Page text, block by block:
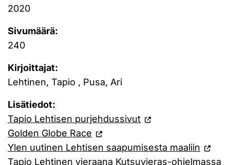
2020
Sivumäärä:
240
Kirjoittajat:
Lehtinen, Tapio , Pusa, Ari
Lisätiedot:
Tapio Lehtisen purjehdussivut
Golden Globe Race
Ylen uutinen Lehtisen saapumisesta maaliin
Tapio Lehtinen vieraana Kutsuvieras-ohjelmassa